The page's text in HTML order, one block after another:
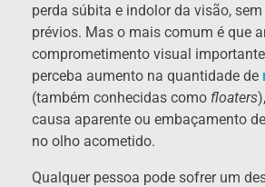
perda súbita e indolor da visão,
prévios. Mas o mais comum é que
comprometimento visual
perceba aumento na quantidade de
(também conhecidas como floaters),
causa aparente ou embaçamento
no olho acometido.
Qualquer pessoa pode sofrer um